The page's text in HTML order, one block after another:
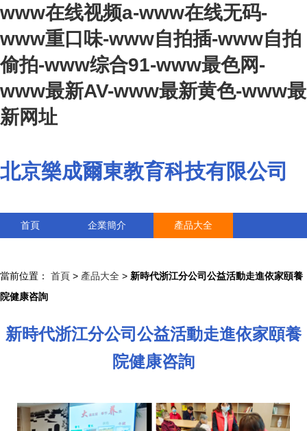
www在线视频a-www在线无码-
www重口味-www自拍插-www自拍
偷拍-www综合91-www最色网-
www最新AV-www最新黄色-www最
新网址
北京樂成爾東教育科技有限公司
首頁 企業簡介 產品大全
當前位置： 首頁 > 產品大全 > 新時代浙江分公司公益活動走進依家頤養
院健康咨詢
新時代浙江分公司公益活動走進依家頤養
院健康咨詢